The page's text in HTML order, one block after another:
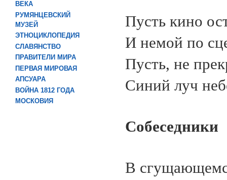
ВЕКА
РУМЯНЦЕВСКИЙ
МУЗЕЙ
ЭТНОЦИКЛОПЕДИЯ
СЛАВЯНСТВО
ПРАВИТЕЛИ МИРА
ПЕРВАЯ МИРОВАЯ
АПСУАРА
ВОЙНА 1812 ГОДА
МОСКОВИЯ
Пусть кино
И немой по
Пусть, не
Синий луч
Собеседники
В